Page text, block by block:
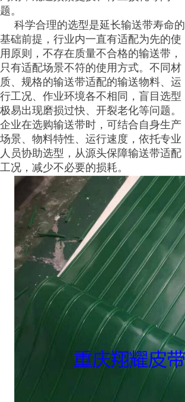
题。
科学合理的选型是延长输送带寿命的
基础前提，行业内一直有适配为先的使
用原则，不存在质量不合格的输送带，
只有适配场景不符的使用方式。不同材
质、规格的输送带适配的输送物料、运
行工况、作业环境各不相同，盲目选型
极易出现磨损过快、开裂老化等问题。
企业在选购输送带时，可结合自身生产
场景、物料特性、运行速度，依托专业
人员协助选型，从源头保障输送带适配
工况，减少不必要的损耗。